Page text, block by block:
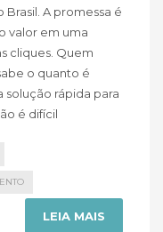
Brasil. A promessa é
valor em uma
cliques. Quem
o quanto é
rápida para
é difícil
LEIA MAIS